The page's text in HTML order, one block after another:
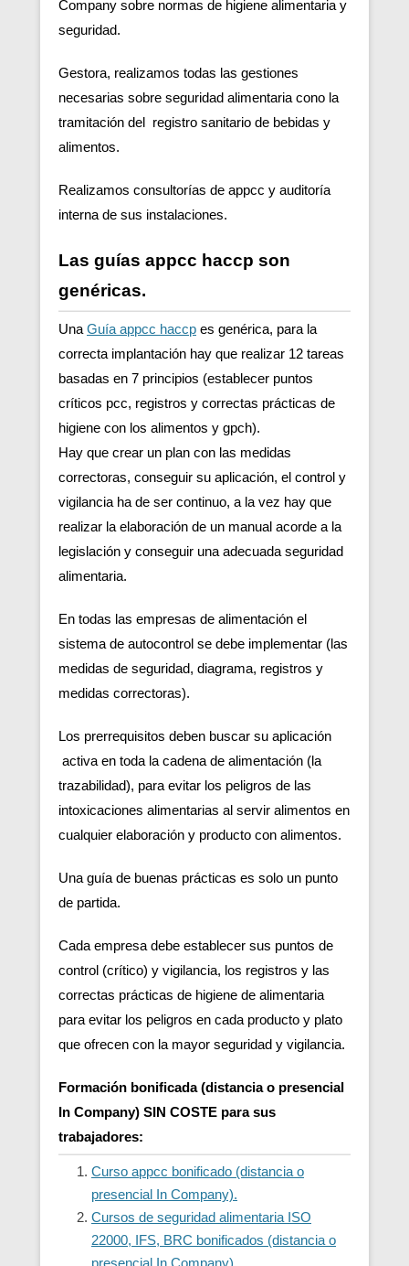
Company sobre normas de higiene alimentaria y
seguridad.
Gestora, realizamos todas las gestiones
necesarias sobre seguridad alimentaria cono la
tramitación del registro sanitario de bebidas y
alimentos.
Realizamos consultorías de appcc y auditoría
interna de sus instalaciones.
Las guías appcc haccp son
genéricas.
Una Guía appcc haccp es genérica, para la
correcta implantación hay que realizar 12 tareas
basadas en 7 principios (establecer puntos
críticos pcc, registros y correctas prácticas de
higiene con los alimentos y gpch).
Hay que crear un plan con las medidas
correctoras, conseguir su aplicación, el control y
vigilancia ha de ser continuo, a la vez hay que
realizar la elaboración de un manual acorde a la
legislación y conseguir una adecuada seguridad
alimentaria.
En todas las empresas de alimentación el
sistema de autocontrol se debe implementar (las
medidas de seguridad, diagrama, registros y
medidas correctoras).
Los prerrequisitos deben buscar su aplicación
activa en toda la cadena de alimentación (la
trazabilidad), para evitar los peligros de las
intoxicaciones alimentarias al servir alimentos en
cualquier elaboración y producto con alimentos.
Una guía de buenas prácticas es solo un punto
de partida.
Cada empresa debe establecer sus puntos de
control (crítico) y vigilancia, los registros y las
correctas prácticas de higiene de alimentaria
para evitar los peligros en cada producto y plato
que ofrecen con la mayor seguridad y vigilancia.
Formación bonificada (distancia o presencial
In Company) SIN COSTE para sus
trabajadores:
Curso appcc bonificado (distancia o
presencial In Company).
Cursos de seguridad alimentaria ISO
22000, IFS, BRC bonificados (distancia o